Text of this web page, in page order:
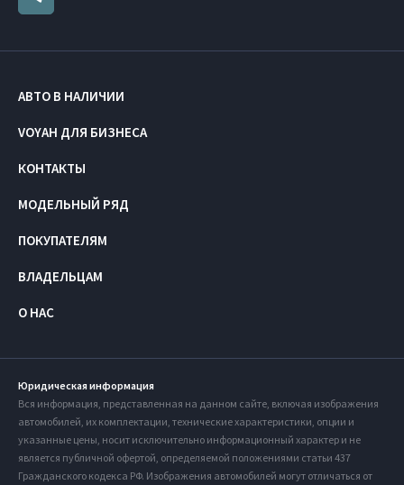
АВТО В НАЛИЧИИ
VOYAH ДЛЯ БИЗНЕСА
КОНТАКТЫ
МОДЕЛЬНЫЙ РЯД
ПОКУПАТЕЛЯМ
ВЛАДЕЛЬЦАМ
О НАС
Юридическая информация
Вся информация, представленная на данном сайте, включая изображения
автомобилей, их комплектации, технические характеристики, опции и
указанные цены, носит исключительно информационный характер и не
является публичной офертой, определяемой положениями статьи 437
Гражданского кодекса РФ. Изображения автомобилей могут отличаться от